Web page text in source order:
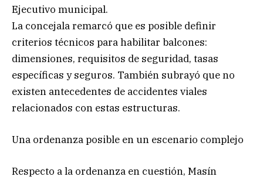
Ejecutivo municipal.
La concejala remarcó que es posible definir
criterios técnicos para habilitar balcones:
dimensiones, requisitos de seguridad, tasas
específicas y seguros. También subrayó que no
existen antecedentes de accidentes viales
relacionados con estas estructuras.
Una ordenanza posible en un escenario complejo
Respecto a la ordenanza en cuestión, Masín